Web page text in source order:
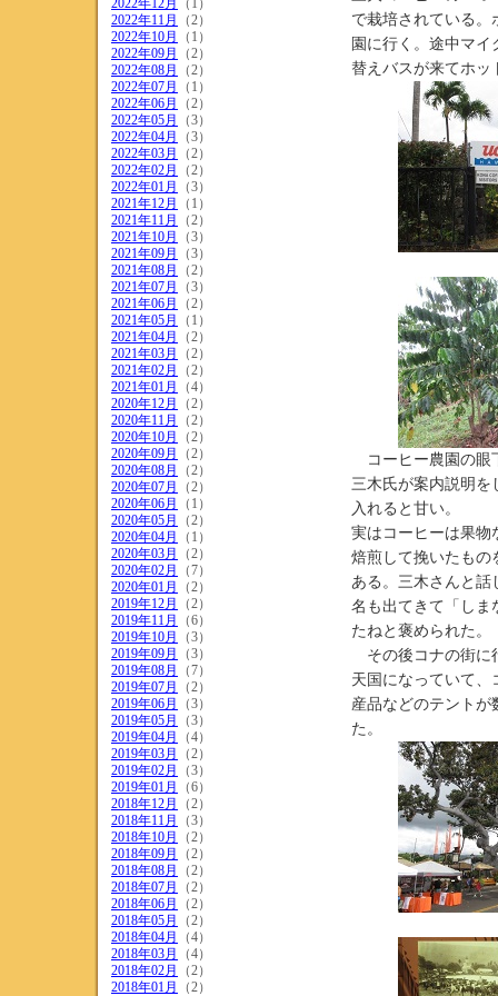
2022年12月
（1）
2022年11月
（2）
2022年10月
（1）
2022年09月
（2）
2022年08月
（2）
2022年07月
（1）
2022年06月
（2）
2022年05月
（3）
2022年04月
（3）
2022年03月
（2）
2022年02月
（2）
2022年01月
（3）
2021年12月
（1）
2021年11月
（2）
2021年10月
（3）
2021年09月
（3）
2021年08月
（2）
2021年07月
（3）
2021年06月
（2）
2021年05月
（1）
2021年04月
（2）
2021年03月
（2）
2021年02月
（2）
2021年01月
（4）
2020年12月
（2）
2020年11月
（2）
2020年10月
（2）
2020年09月
（2）
2020年08月
（2）
2020年07月
（2）
2020年06月
（1）
2020年05月
（2）
2020年04月
（1）
2020年03月
（2）
2020年02月
（7）
2020年01月
（2）
2019年12月
（2）
2019年11月
（6）
2019年10月
（3）
2019年09月
（3）
2019年08月
（7）
2019年07月
（2）
2019年06月
（3）
2019年05月
（3）
2019年04月
（4）
2019年03月
（2）
2019年02月
（3）
2019年01月
（6）
2018年12月
（2）
2018年11月
（3）
2018年10月
（2）
2018年09月
（2）
2018年08月
（2）
2018年07月
（2）
2018年06月
（2）
2018年05月
（2）
2018年04月
（4）
2018年03月
（4）
2018年02月
（2）
2018年01月
（2）
で栽培されている。
園に行く。途中マ
替えバスが来て
コーヒー農園の眼
三木氏が案内説明を
入れると甘い。
実はコーヒーは果物
焙煎して挽いたもの
ある。三木さんと話
名も出てきて「しま
たねと褒められた。
その後コナの街に
天国になっていて、
産品などのテントが
た。